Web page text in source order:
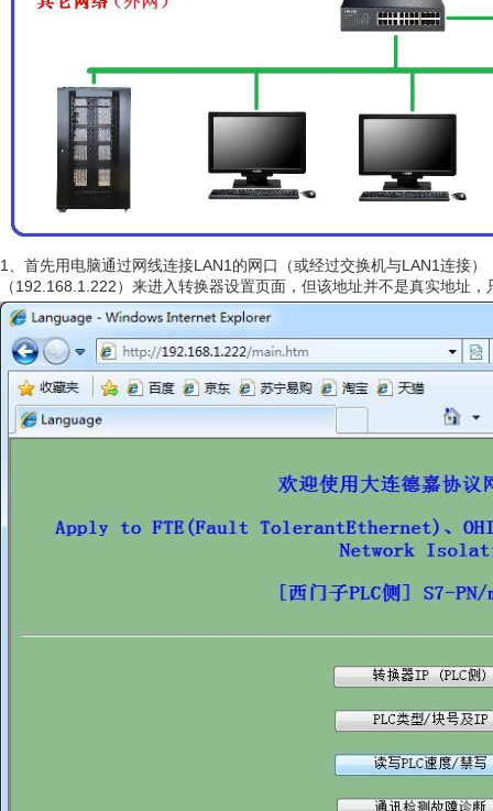
1、首先用电脑通过网线连接LAN1的网口（或经过交换机与LAN1连接
（192.168.1.222）来进入转换器设置页面，但该地址并不是真实地址